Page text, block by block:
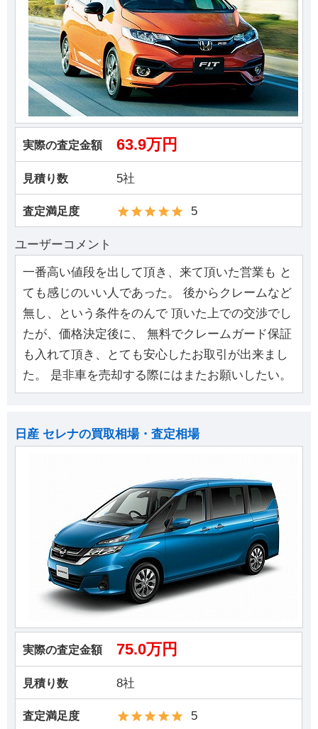
実際の査定金額 63.9万円
見積り数 5社
査定満足度 5
ユーザーコメント
一番高い値段を出して頂き、来て頂いた営業も と
ても感じのいい人であった。 後からクレームなど
無し、という条件をのんで 頂いた上での交渉でし
たが、価格決定後に、 無料でクレームガード保証
も入れて頂き、とても安心したお取引が出来まし
た。 是非車を売却する際にはまたお願いしたい。
日産 セレナの買取相場・査定相場
実際の査定金額 75.0万円
見積り数 8社
査定満足度 5